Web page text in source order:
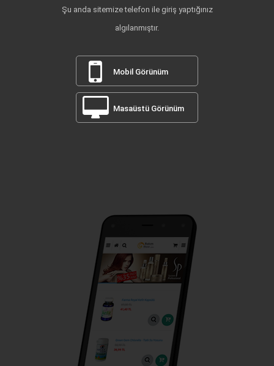
Şu anda sitemize telefon ile giriş yaptığınız
algılanmıştır.
Mobil Görünüm
Masaüstü Görünüm